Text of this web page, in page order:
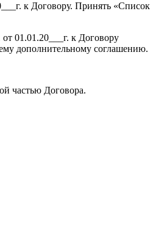
к Договору. Принять «Список
01.01.20___г. к Договору
дополнительному соглашению.
частью Договора.